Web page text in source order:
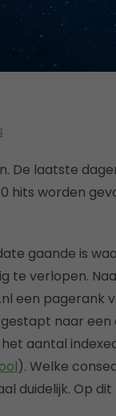
De laatste
hits worden
gaande is
te verlopen.
een pagerank
naar een
aantal
). Welke
duidelijk. Op